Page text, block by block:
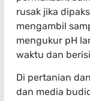
rusak jika
mengambil
mengukur pH
waktu dan
Di pertanian
dan media